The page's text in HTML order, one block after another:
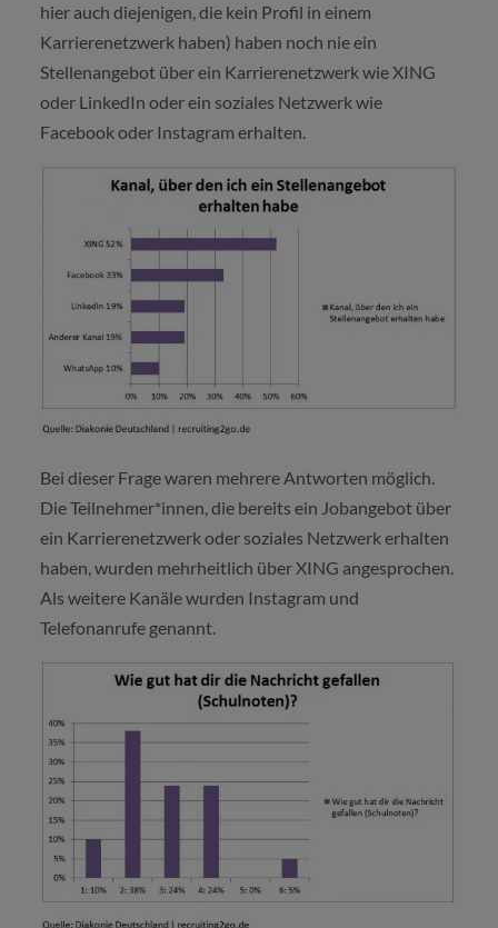
hier auch diejenigen, die kein Profil in einem
Karrierenetzwerk haben) haben noch nie ein
Stellenangebot über ein Karrierenetzwerk wie XING
oder LinkedIn oder ein soziales Netzwerk wie
Facebook oder Instagram erhalten.
Bei dieser Frage waren mehrere Antworten möglich.
Die Teilnehmer*innen, die bereits ein Jobangebot über
ein Karrierenetzwerk oder soziales Netzwerk erhalten
haben, wurden mehrheitlich über XING angesprochen.
Als weitere Kanäle wurden Instagram und
Telefonanrufe genannt.